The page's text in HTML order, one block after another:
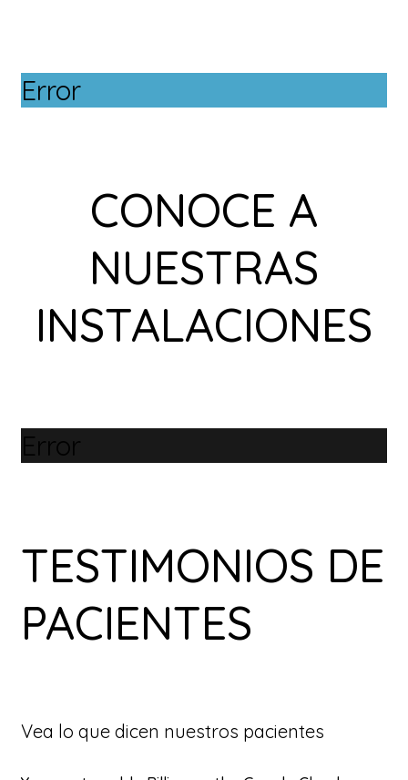
Error
CONOCE A
NUESTRAS
INSTALACIONES
Error
TESTIMONIOS DE
PACIENTES
Vea lo que dicen nuestros pacientes